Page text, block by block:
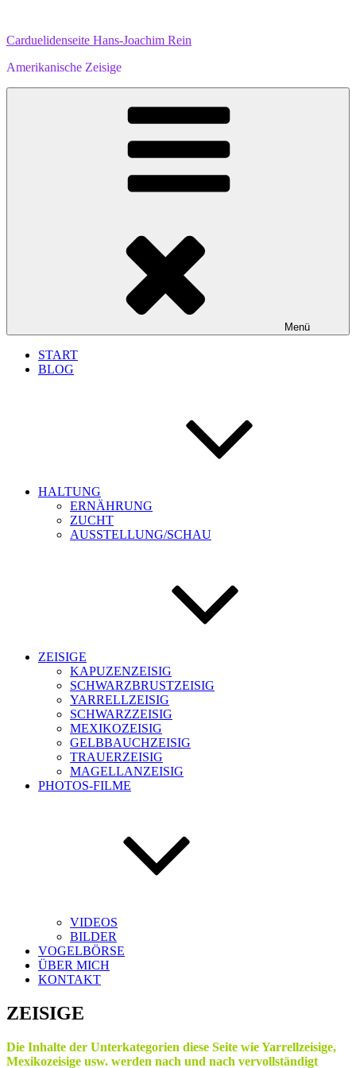
springen
Carduelidenseite Hans-Joachim Rein
Amerikanische Zeisige
Menü
START
BLOG
HALTUNG
ERNÄHRUNG
ZUCHT
AUSSTELLUNG/SCHAU
ZEISIGE
KAPUZENZEISIG
SCHWARZBRUSTZEISIG
YARRELLZEISIG
SCHWARZZEISIG
MEXIKOZEISIG
GELBBAUCHZEISIG
TRAUERZEISIG
MAGELLANZEISIG
PHOTOS-FILME
VIDEOS
BILDER
VOGELBÖRSE
ÜBER MICH
KONTAKT
ZEISIGE
Die Inhalte der Unterkategorien diese Seite wie Yarrellzeisige,
Mexikozeisige usw. werden nach und nach vervollständigt